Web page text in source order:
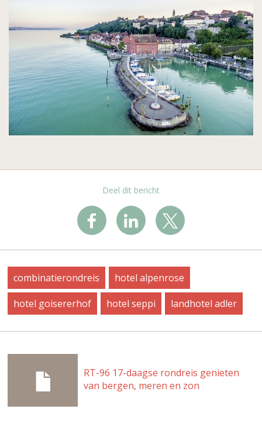
Deel dit bericht
combinatierondreis
hotel alpenrose
hotel goisererhof
hotel seppi landhotel adler
RT-96 17-daagse rondreis genieten
van bergen, meren en zon